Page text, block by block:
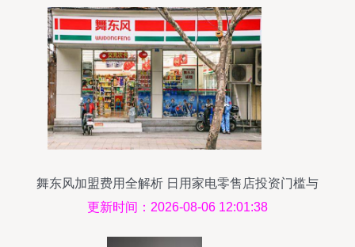
舞东风加盟费用全解析 日用家电零售店投资门槛与
明细
更新时间：2026-08-06 12:01:38